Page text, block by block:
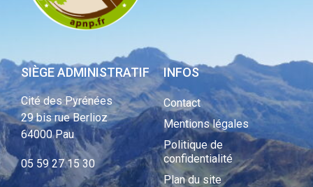
SIÈGE ADMINISTRATIF
Cité des Pyrénées
29 bis rue Berlioz
64000 Pau
05 59 27 15 30
INFOS
Contact
Mentions légales
Politique de
confidentialité
Plan du site